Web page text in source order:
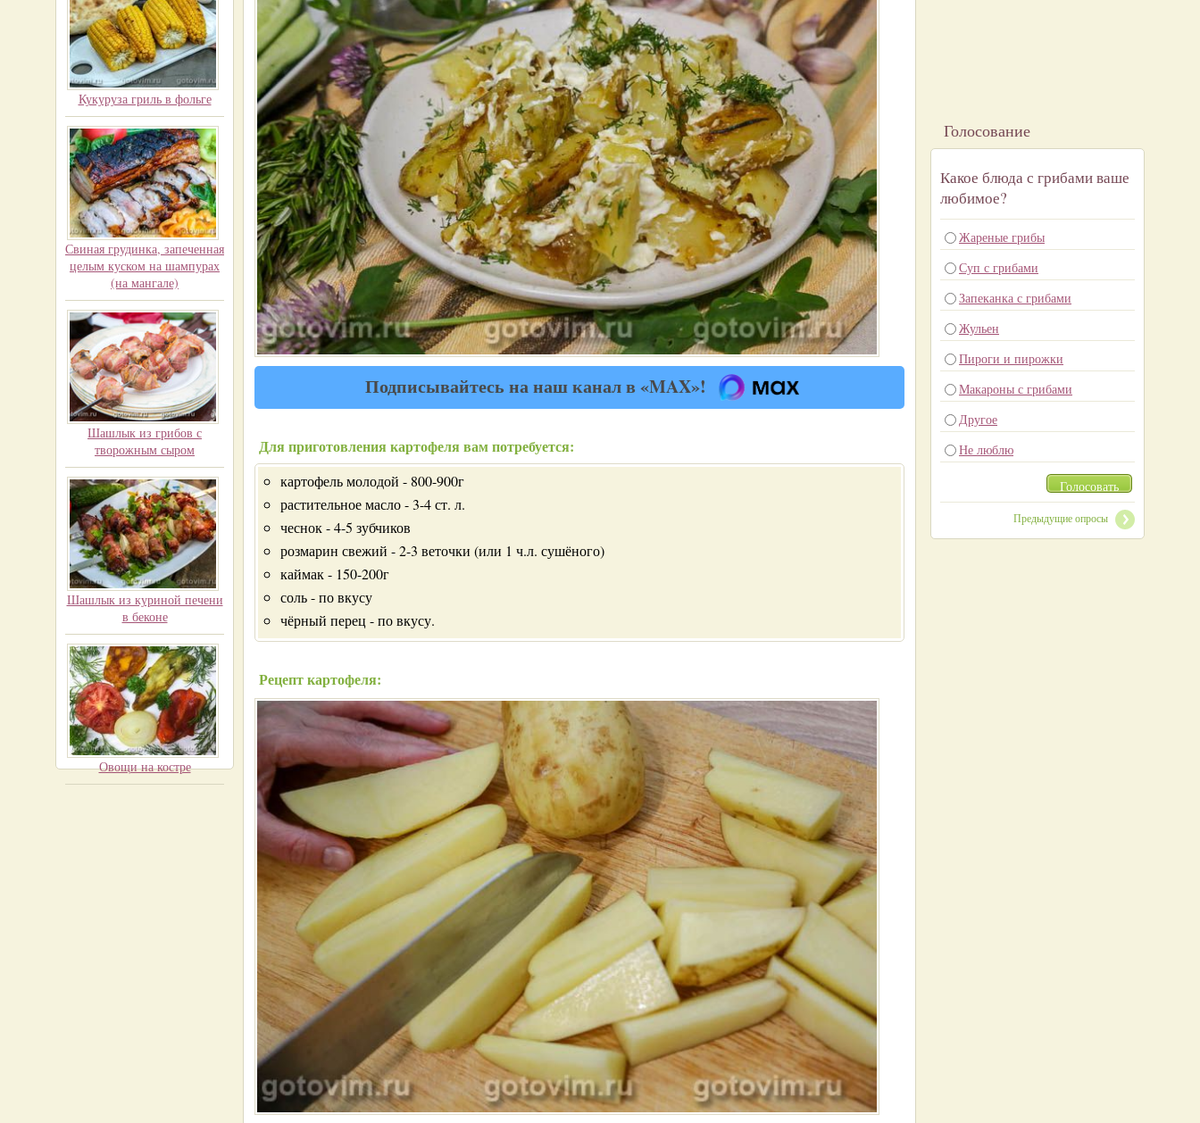
Кукуруза гриль в фольге
Свиная грудинка, запеченная
целым куском на шампурах
(на мангале)
Шашлык из грибов с
творожным сыром
Шашлык из куриной печени
в беконе
Овощи на костре
Подписывайтесь на наш канал в «MAX»!
Для приготовления картофеля вам потребуется:
картофель молодой - 800-900г
растительное масло - 3-4 ст. л.
чеснок - 4-5 зубчиков
розмарин свежий - 2-3 веточки (или 1 ч.л. сушёного)
каймак - 150-200г
соль - по вкусу
чёрный перец - по вкусу.
Рецепт картофеля:
Голосование
Какое блюда с грибами ваше
любимое?
Жареные грибы
Суп с грибами
Запеканка с грибами
Жульен
Пироги и пирожки
Макароны с грибами
Другое
Не люблю
Голосовать
Предыдущие опросы